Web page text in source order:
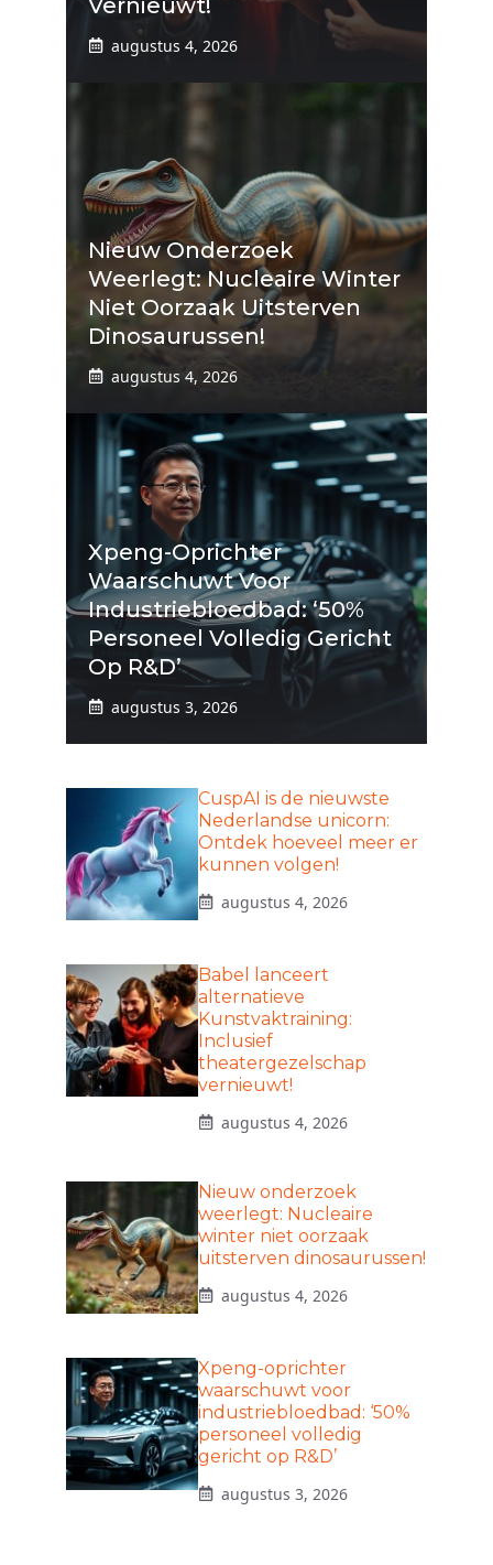
Vernieuwt!
augustus 4, 2026
Nieuw Onderzoek
Weerlegt: Nucleaire Winter
Niet Oorzaak Uitsterven
Dinosaurussen!
augustus 4, 2026
Xpeng-Oprichter
Waarschuwt Voor
Industriebloedbad: ‘50%
Personeel Volledig Gericht
Op R&D’
augustus 3, 2026
CuspAI is de nieuwste
Nederlandse unicorn:
Ontdek hoeveel meer er
kunnen volgen!
augustus 4, 2026
Babel lanceert
alternatieve
Kunstvaktraining:
Inclusief
theatergezelschap
vernieuwt!
augustus 4, 2026
Nieuw onderzoek
weerlegt: Nucleaire
winter niet oorzaak
uitsterven dinosaurussen!
augustus 4, 2026
Xpeng-oprichter
waarschuwt voor
industriebloedbad: ‘50%
personeel volledig
gericht op R&D’
augustus 3, 2026